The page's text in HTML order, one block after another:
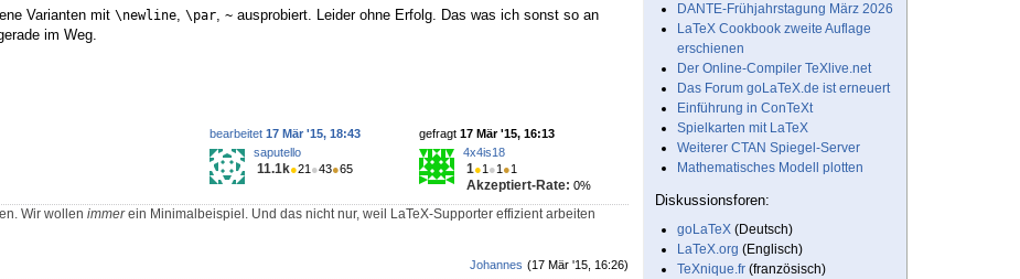
Varianten mit \newline \par ~ ausprobiert. Leider ohne Erfolg. Das was ich sonst so an
im Weg.
gefragt 17 Mär '15, 16:13
4x4is18
1●1 ●1 ●1
Akzeptiert-Rate: 0%
bearbeitet 17 Mär '15, 18:43
saputello
11.1k●21 ●43●65
Wir wollen immerein Minimalbeispiel. Und das nicht nur, weil LaTeX-Supporter effizient arbeiten
(17 Mär '15, 16:26)
Johannes
DANTE-Frühjahrstagung März 2026
LaTeX Cookbook zweite Auflage
erschienen
Der Online-Compiler TeXlive.net
Das Forum goLaTeX.de ist erneuert
Einführung in ConTeXt
Spielkarten mit LaTeX
Weiterer CTAN Spiegel-Server
Mathematisches Modell plotten
Diskussionsforen:
goLaTeX (Deutsch)
LaTeX.org (Englisch)
TeXnique.fr (französisch)